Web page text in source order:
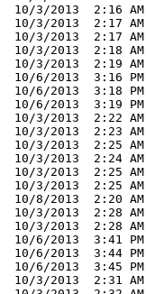
10/3/2013  2:16
10/3/2013  2:17
10/3/2013  2:17
10/3/2013  2:18
10/3/2013  2:19
10/6/2013  3:16
10/6/2013  3:18
10/6/2013  3:19
10/3/2013  2:22
10/3/2013  2:23
10/3/2013  2:25
10/3/2013  2:24
10/3/2013  2:25
10/3/2013  2:25
10/8/2013  2:20
10/3/2013  2:28
10/3/2013  2:28
10/6/2013  3:41
10/6/2013  3:44
10/6/2013  3:45
10/3/2013  2:31